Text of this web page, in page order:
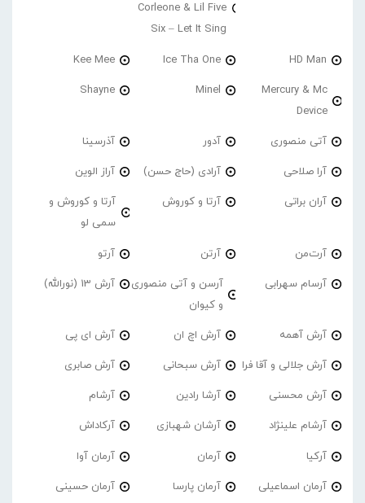
Corleone & Lil Five
Six – Let It Sing
HD Man
Ice Tha One
Kee Mee
Mercury & Mc
Device
Minel
Shayne
آتی منصوری آدور آذرسینا
آرا صلاحی آرادی (حاج حسن) آراز الوین
آران براتی آرتا و کوروش
آرتا و کوروش و
سمی لو
آرت‌من آرتن آرتو
آرسام سهرابی
آرسن و آتی منصوری
و کیوان
آرش 13 (نورالله)
آرش آهمه آرش اچ ان آرش ای پی
آرش جلالی و آقا فرا آرش سبحانی آرش صابری
آرش محسنی آرشا رادین آرشام
آرشام علینژاد آرشان شهبازی آرکاداش
آرکیا آرمان آرمان آوا
آرمان اسماعیلی آرمان پارسا آرمان حسینی